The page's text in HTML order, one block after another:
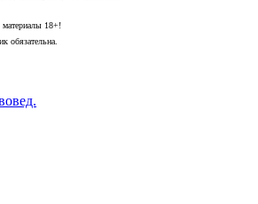
материалы 18+!
обязательна.